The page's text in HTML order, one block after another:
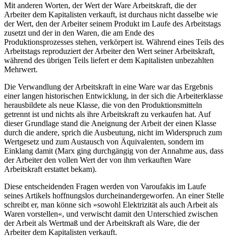
Mit anderen Worten, der Wert der Ware Arbeitskraft, die der
Arbeiter dem Kapitalisten verkauft, ist durchaus nicht dasselbe wie
der Wert, den der Arbeiter seinem Produkt im Laufe des Arbeitstags
zusetzt und der in den Waren, die am Ende des
Produktionsprozesses stehen, verkörpert ist. Während eines Teils des
Arbeitstags reproduziert der Arbeiter den Wert seiner Arbeitskraft,
während des übrigen Teils liefert er dem Kapitalisten unbezahlten
Mehrwert.
Die Verwandlung der Arbeitskraft in eine Ware war das Ergebnis
einer langen historischen Entwicklung, in der sich die Arbeiterklasse
herausbildete als neue Klasse, die von den Produktionsmitteln
getrennt ist und nichts als ihre Arbeitskraft zu verkaufen hat. Auf
dieser Grundlage stand die Aneignung der Arbeit der einen Klasse
durch die andere, sprich die Ausbeutung, nicht im Widerspruch zum
Wertgesetz und zum Austausch von Äquivalenten, sondern im
Einklang damit (Marx ging durchgängig von der Annahme aus, dass
der Arbeiter den vollen Wert der von ihm verkauften Ware
Arbeitskraft erstattet bekam).
Diese entscheidenden Fragen werden von Varoufakis im Laufe
seines Artikels hoffnungslos durcheinandergeworfen. An einer Stelle
schreibt er, man könne sich »sowohl Elektrizität als auch Arbeit als
Waren vorstellen«, und verwischt damit den Unterschied zwischen
der Arbeit als Wertmaß und der Arbeitskraft als Ware, die der
Arbeiter dem Kapitalisten verkauft.